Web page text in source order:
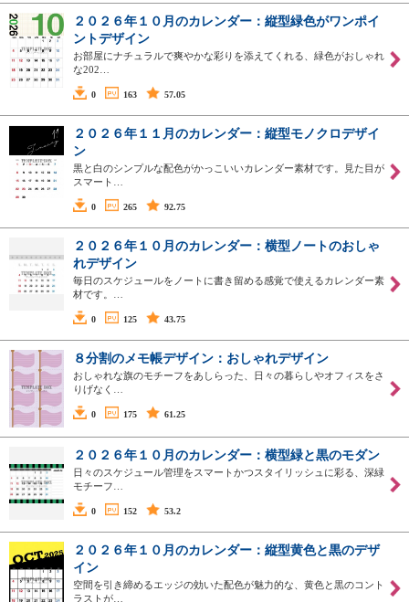
２０２６年１０月のカレンダー：縦型緑色がワンポイ
ントデザイン
お部屋にナチュラルで爽やかな彩りを添えてくれる、緑色がおしゃれ
な202…
0 163 57.05
２０２６年１１月のカレンダー：縦型モノクロデザイ
ン
黒と白のシンプルな配色がかっこいいカレンダー素材です。見た目が
スマート…
0 265 92.75
２０２６年１０月のカレンダー：横型ノートのおしゃ
れデザイン
毎日のスケジュールをノートに書き留める感覚で使えるカレンダー素
材です。…
0 125 43.75
８分割のメモ帳デザイン：おしゃれデザイン
おしゃれな旗のモチーフをあしらった、日々の暮らしやオフィスをさ
りげなく…
0 175 61.25
２０２６年１０月のカレンダー：横型緑と黒のモダン
日々のスケジュール管理をスマートかつスタイリッシュに彩る、深緑
モチーフ…
0 152 53.2
２０２６年１０月のカレンダー：縦型黄色と黒のデザ
イン
空間を引き締めるエッジの効いた配色が魅力的な、黄色と黒のコント
ラストが…